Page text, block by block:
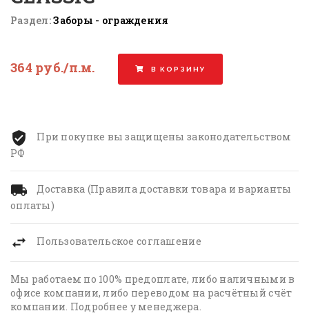
Раздел:Заборы - ограждения
364 руб./п.м. В КОРЗИНУ
При покупке вы защищены законодательством
РФ
Доставка (Правила доставки товара и варианты
оплаты)
Пользовательское соглашение
Мы работаем по 100% предоплате, либо наличными в
офисе компании, либо переводом на расчётный счёт
компании. Подробнее у менеджера.